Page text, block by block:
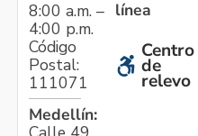
8:00 a.m. –
4:00 p.m.
Código
Postal:
111071
Medellín:
línea
Centro
de
relevo